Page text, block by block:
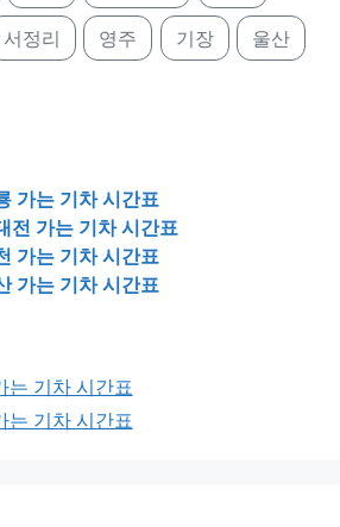
서정리 영주 기장 울산
가는 기차 시간표
전 가는 기차 시간표
가는 기차 시간표
가는 기차 시간표
는 기차 시간표
는 기차 시간표